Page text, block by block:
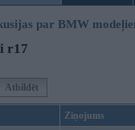
par BMW
r17
Atbildēt
Ziņojums